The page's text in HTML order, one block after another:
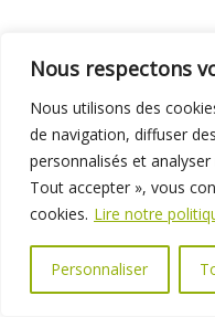
Nous respectons
Nous utilisons des
de navigation, diffuser
personnalisés et
Tout accepter », vous
cookies. Lire notre
Personnaliser
01 69 31 72 10
Espace élus